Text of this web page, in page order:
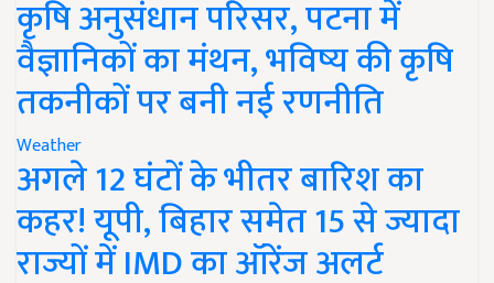
कृषि अनुसंधान परिसर, पटना में
वैज्ञानिकों का मंथन, भविष्य की कृषि
तकनीकों पर बनी नई रणनीति
Weather
अगले 12 घंटों के भीतर बारिश का
कहर! यूपी, बिहार समेत 15 से ज्यादा
राज्यों में IMD का ऑरेंज अलर्ट